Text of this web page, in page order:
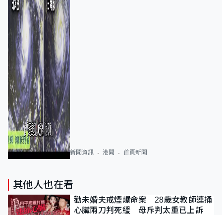
新聞資訊 港聞 首頁新聞
其他人也在看
勸未婚夫戒煙爆命案 28歲女教師連捅
心臟兩刀判死緩 母斥判太重已上訴